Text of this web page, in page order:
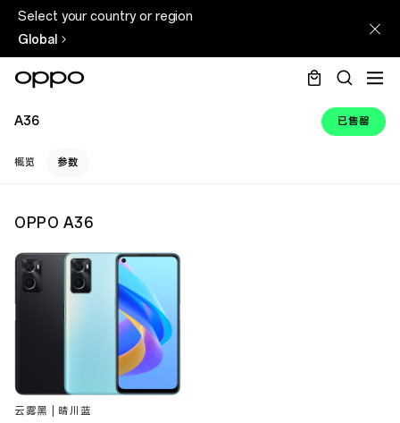
Select your country or region
Global
A36 已售罄
概览 参数
OPPO A36
云雾黑 | 晴川蓝